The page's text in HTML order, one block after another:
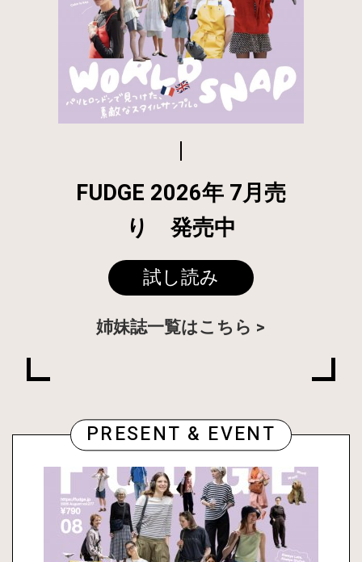
FUDGE 2026年 7月売
り 発売中
試し読み
姉妹誌一覧はこちら
PRESENT & EVENT